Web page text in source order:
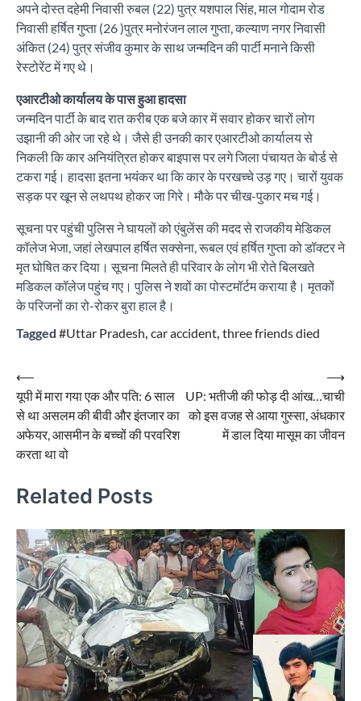
अपने दोस्त दहेमी निवासी रुबल (22) पुत्र यशपाल सिंह, माल गोदाम रोड
निवासी हर्षित गुप्ता (26 )पुत्र मनोरंजन लाल गुप्ता, कल्याण नगर निवासी
अंकित (24) पुत्र संजीव कुमार के साथ जन्मदिन की पार्टी मनाने किसी
रेस्टोरेंट में गए थे।
एआरटीओ कार्यालय के पास हुआ हादसा
जन्मदिन पार्टी के बाद रात करीब एक बजे कार में सवार होकर चारों लोग
उझानी की ओर जा रहे थे। जैसे ही उनकी कार एआरटीओ कार्यालय से
निकली कि कार अनियंत्रित होकर बाइपास पर लगे जिला पंचायत के बोर्ड से
टकरा गई। हादसा इतना भयंकर था कि कार के परखच्चे उड़ गए। चारों युवक
सड़क पर खून से लथपथ होकर जा गिरे। मौके पर चीख-पुकार मच गई।
सूचना पर पहुंची पुलिस ने घायलों को एंबुलेंस की मदद से राजकीय मेडिकल
कॉलेज भेजा, जहां लेखपाल हर्षित सक्सेना, रूबल एवं हर्षित गुप्ता को डॉक्टर ने
मृत घोषित कर दिया। सूचना मिलते ही परिवार के लोग भी रोते बिलखते
मडिकल कॉलेज पहुंच गए। पुलिस ने शवों का पोस्टमॉर्टम कराया है। मृतकों
के परिजनों का रो-रोकर बुरा हाल है।
Tagged #Uttar Pradesh, car accident, three friends died
Post
navigation
⟵
यूपी में मारा गया एक और पति: 6 साल
से था असलम की बीवी और इंतजार का
अफेयर, आसमीन के बच्चों की परवरिश
करता था वो
UP: भतीजी की फोड़ दी आंख…चाची
को इस वजह से आया गुस्सा, अंधकार
में डाल दिया मासूम का जीवन
⟶
Related Posts